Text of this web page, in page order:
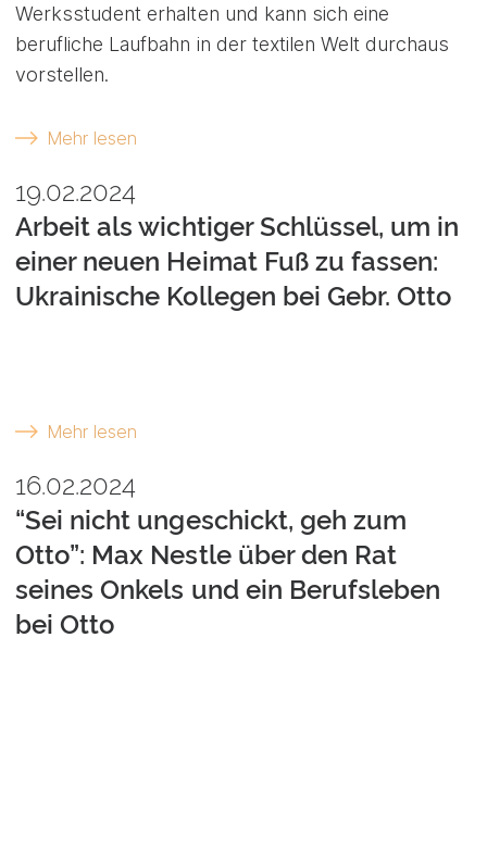
Werksstudent erhalten und kann sich eine
berufliche Laufbahn in der textilen Welt durchaus
vorstellen.
Mehr lesen
19.02.2024
Arbeit als wichtiger Schlüssel, um in
einer neuen Heimat Fuß zu fassen:
Ukrainische Kollegen bei Gebr. Otto
Mehr lesen
16.02.2024
“Sei nicht ungeschickt, geh zum
Otto”: Max Nestle über den Rat
seines Onkels und ein Berufsleben
bei Otto